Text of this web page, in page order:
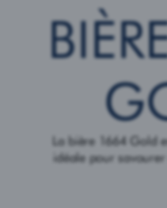
La bière 1664 Gold
idéale pour